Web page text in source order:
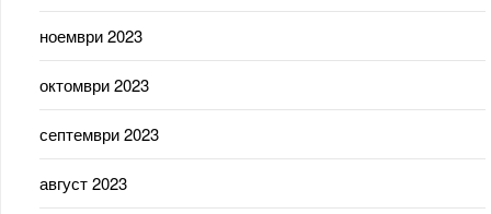
ноември 2023
октомври 2023
септември 2023
август 2023